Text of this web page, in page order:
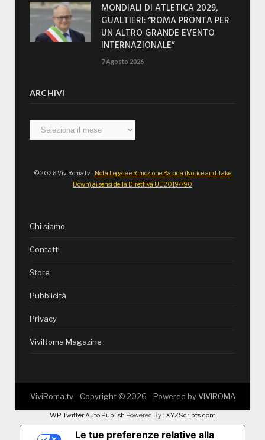
MONDIALI DI ATLETICA 2029,
GUALTIERI: “ROMA PRONTA PER
UN ALTRO GRANDE EVENTO
INTERNAZIONALE”
7 Agosto 2026
ARCHIVI
Archivi
© 2026 ViviRoma.tv - Nota Legale e Rimozione Rapida (Notice and Take
Down) ai sensi della Direttiva UE 2019/790
Chi siamo
Contatti
Store
Pubblicità
Privacy
ViviRoma Magazine
ViviRoma.tv - Copyright © 2026 - Powered byVIVIROMA
WP Twitter Auto Publish Powered By : XYZScripts.com
Le tue preferenze relative alla